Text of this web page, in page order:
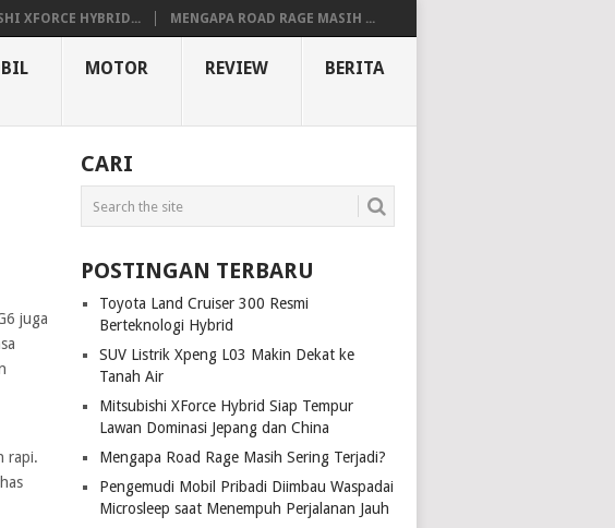
XFORCE HYBRID... MENGAPA ROAD RAGE MASIH ...
MOTOR REVIEW BERITA
juga
rapi.
CARI
POSTINGAN TERBARU
Toyota Land Cruiser 300 Resmi
Berteknologi Hybrid
SUV Listrik Xpeng L03 Makin Dekat ke
Tanah Air
Mitsubishi XForce Hybrid Siap Tempur
Lawan Dominasi Jepang dan China
Mengapa Road Rage Masih Sering Terjadi?
Pengemudi Mobil Pribadi Diimbau Waspadai
Microsleep saat Menempuh Perjalanan Jauh